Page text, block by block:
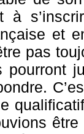
à
et
pas
pourront